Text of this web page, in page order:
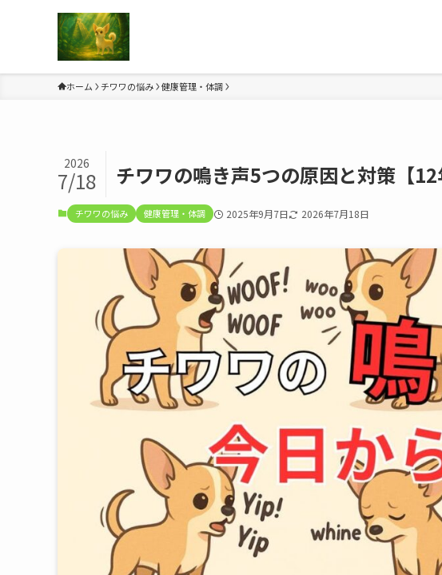
ホーム チワワの悩み 健康管理・体調
チワワの鳴き声5つの原因と対策【12
2026
7/18
チワワの悩み 健康管理・体調 2025年9月7日 2026年7月18日